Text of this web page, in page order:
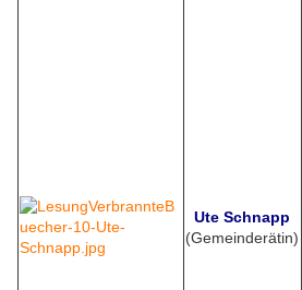
Ute Schnapp
(Gemeinderätin)